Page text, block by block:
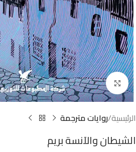
Click to enlarge
الرئيسية روايات مترجمة
الشيطان والآنسة بريم